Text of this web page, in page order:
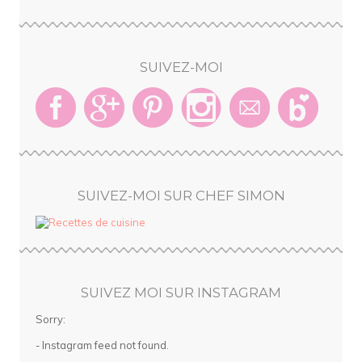
SUIVEZ-MOI
SUIVEZ-MOI SUR CHEF SIMON
SUIVEZ MOI SUR INSTAGRAM
Sorry:
- Instagram feed not found.